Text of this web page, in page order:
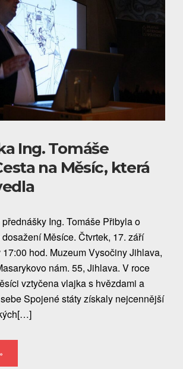
Ing. Tomáše
na Měsíc, která
Ing. Tomáše Přibyla o
Měsíce. Čtvrtek, 17. září
hod. Muzeum Vysočiny Jihlava,
nám. 55, Jihlava. V roce
vztyčena vlajka s hvězdami a
Spojené státy získaly nejcennější